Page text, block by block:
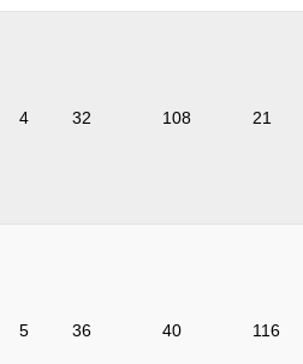
DIN 3120, ISO 1174, IEC 60900
Oui
4 32 108 21
5 36 40 116